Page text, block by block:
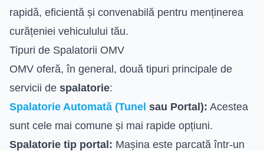
rapidă, eficientă și convenabilă pentru menținerea
curățeniei vehiculului tău.
Tipuri de Spalatorii OMV
OMV oferă, în general, două tipuri principale de
servicii de spalatorie:
Spalatorie Automată (Tunel sau Portal): Acestea
sunt cele mai comune și mai rapide opțiuni.
Spalatorie tip portal: Mașina este parcată într-un